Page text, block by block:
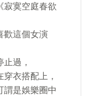
寂寞空庭春欲
歡這個女演
過，
衣搭配上，
謂是娛樂圈中